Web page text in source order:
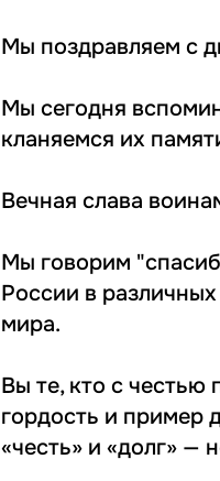
Мы поздравляем с
Мы сегодня
кланяемся их
Вечная слава
Мы говорим
России в
мира.
Вы те, кто с
гордость и пример
«честь» и «долг» —